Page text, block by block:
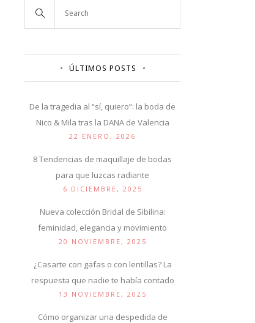
ÚLTIMOS POSTS
De la tragedia al “sí, quiero”: la boda de
Nico & Mila tras la DANA de Valencia
22 ENERO, 2026
8 Tendencias de maquillaje de bodas
para que luzcas radiante
6 DICIEMBRE, 2025
Nueva colección Bridal de Sibilina:
feminidad, elegancia y movimiento
20 NOVIEMBRE, 2025
¿Casarte con gafas o con lentillas? La
respuesta que nadie te había contado
13 NOVIEMBRE, 2025
Cómo organizar una despedida de